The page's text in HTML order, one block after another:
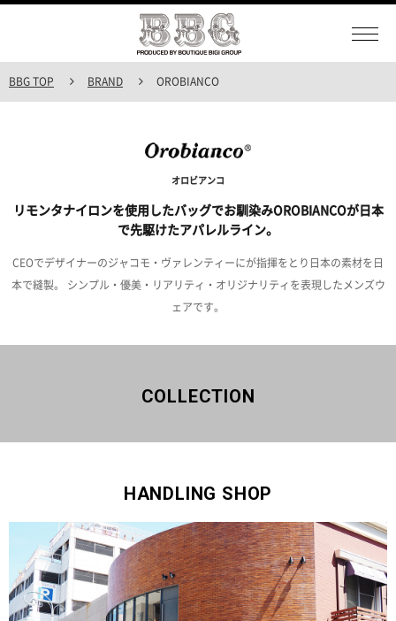
BBG TOP BRAND OROBIANCO
オロビアンコ
リモンタナイロンを使用したバッグでお馴染みOROBIANCOが日本
で先駆けたアパレルライン。
CEOでデザイナーのジャコモ・ヴァレンティーにが指揮をとり日本の素材を日
本で縫製。 シンプル・優美・リアリティ・オリジナリティを表現したメンズウ
ェアです。
COLLECTION
HANDLING SHOP